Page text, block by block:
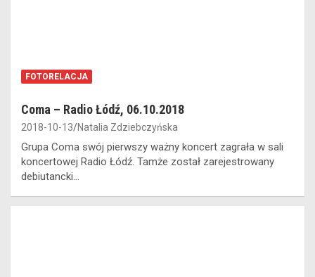
FOTORELACJA
Coma – Radio Łódź, 06.10.2018
2018-10-13 Natalia Zdziebczyńska
Grupa Coma swój pierwszy ważny koncert zagrała w sali
koncertowej Radio Łódź. Tamże został zarejestrowany
debiutancki…